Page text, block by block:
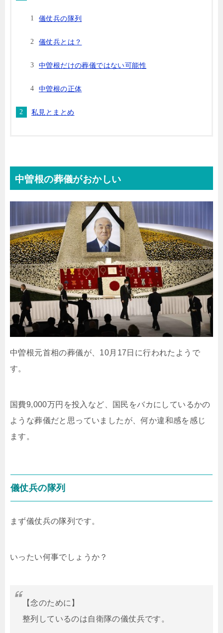
儀仗兵の隊列
儀仗兵とは？
中曽根だけの葬儀ではない可能性
中曽根の正体
私見とまとめ
中曽根の葬儀がおかしい
中曽根元首相の葬儀が、10月17日に行われたようで
す。
国費9,000万円を投入など、国民をバカにしているかの
ような葬儀だと思っていましたが、何か違和感を感じ
ます。
儀仗兵の隊列
まず儀仗兵の隊列です。
いったい何事でしょうか？
【念のために】
整列しているのは自衛隊の儀仗兵です。